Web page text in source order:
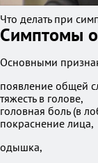
Что делать при
Симптомы
Основными
появление общей
тяжесть в голове,
головная боль (в
покраснение лица,
одышка,